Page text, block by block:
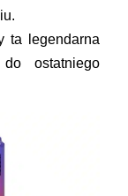
ta legendarna
ostatniego